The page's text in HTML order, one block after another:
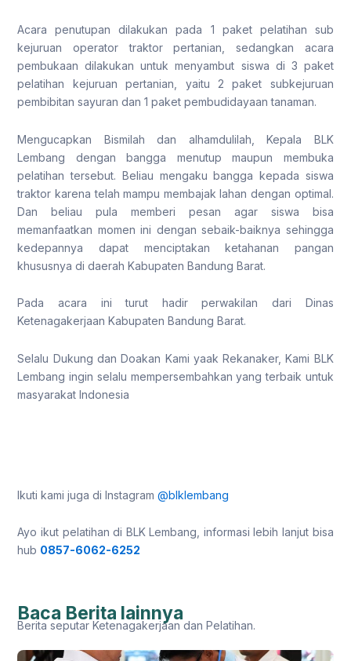
Acara penutupan dilakukan pada 1 paket pelatihan sub
kejuruan operator traktor pertanian, sedangkan acara
pembukaan dilakukan untuk menyambut siswa di 3 paket
pelatihan kejuruan pertanian, yaitu 2 paket subkejuruan
pembibitan sayuran dan 1 paket pembudidayaan tanaman.
Mengucapkan Bismilah dan alhamdulilah, Kepala BLK
Lembang dengan bangga menutup maupun membuka
pelatihan tersebut. Beliau mengaku bangga kepada siswa
traktor karena telah mampu membajak lahan dengan optimal.
Dan beliau pula memberi pesan agar siswa bisa
memanfaatkan momen ini dengan sebaik-baiknya sehingga
kedepannya dapat menciptakan ketahanan pangan
khususnya di daerah Kabupaten Bandung Barat.
Pada acara ini turut hadir perwakilan dari Dinas
Ketenagakerjaan Kabupaten Bandung Barat.
Selalu Dukung dan Doakan Kami yaak Rekanaker, Kami BLK
Lembang ingin selalu mempersembahkan yang terbaik untuk
masyarakat Indonesia
Ikuti kami juga di Instagram@blklembang
Ayo ikut pelatihan di BLK Lembang, informasi lebih lanjut bisa
hub 0857-6062-6252
Baca Berita lainnya
Berita seputar Ketenagakerjaan dan Pelatihan.